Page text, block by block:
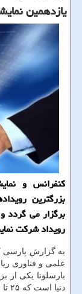
یازدهمین
کنفرانس و
بزرگترین
برگزار می گردد
رویداد شرکت
به گزارش پارسی
علمی و فناوری
بارسلونا یکی از